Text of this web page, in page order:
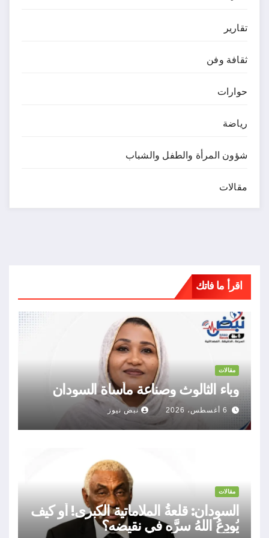
تقارير
ثقافة وفن
حوارات
رياضة
شؤون المرأة والطفل والشباب
مقالات
اقرأ ما فاتك
مقالات
وباء الثالوث وصناعة مأساة السودان
6 أغسطس، 2026 نبض نيوز
مقالات
السودان: قلعةُ الملاماتية الكبرى! أو كيف
يُودِعُ اللهُ سرَّه في نقيضه؟